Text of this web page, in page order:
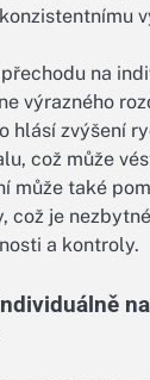
na
výrazného
hlásí zvýšení
což může
může také
což je
a kontroly.